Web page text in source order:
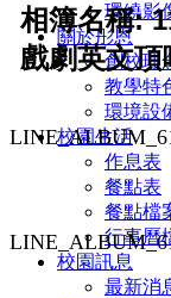
環繞影
關於彤恩
創校理
教學特
環境設
校園生活
作息表
餐點表
餐點檔
行事曆
校園訊息
最新消
相簿名稱:
戲劇英文